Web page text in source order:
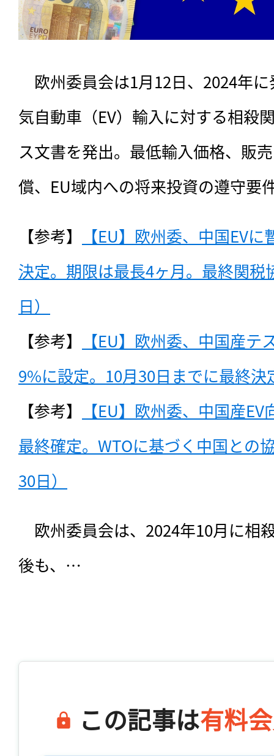
欧州委員会は1月12日、2024年
気自動車（EV）輸入に対する相殺
ス文書を発出。最低輸入価格、販
償、EU域内への将来投資の遵守要
【参考】
【EU】欧州委、中国EV
決定。期限は最長4ヶ月。最終関税
日）
【参考】
【EU】欧州委、中国産
9%に設定。10月30日までに最終決
【参考】
【EU】欧州委、中国産
最終確定。WTOに基づく中国との
30日）
欧州委員会は、2024年10月に相
後も、…
この記事は有料